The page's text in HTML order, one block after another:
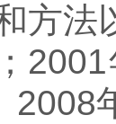
方